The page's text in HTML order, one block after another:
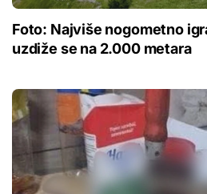
Foto: Najviše nogometno
uzdiže se na 2.000 metara